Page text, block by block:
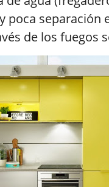
poca separación
de los fuegos